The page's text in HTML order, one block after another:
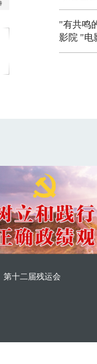
"有共鸣
影院 "电
第十二届残运会